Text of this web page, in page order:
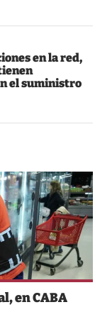
en la red,
el suministro
en CABA